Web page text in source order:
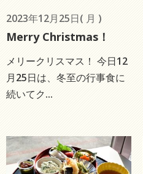
2023年12月25日( 月 )
Merry Christmas！
メリークリスマス！ 今日12
月25日は、冬至の行事食に
続いてク...